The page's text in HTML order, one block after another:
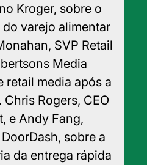
Kroger, sobre o
varejo alimentar
SVP Retail
Media
retail media após a
Rogers, CEO
e Andy Fang,
sobre a
da entrega rápida